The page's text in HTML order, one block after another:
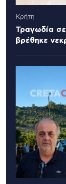
Κρήτη
Τραγωδία
βρέθηκε